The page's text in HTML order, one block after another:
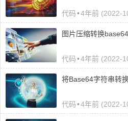
代码•4年前 (2022-
图片压缩转换
代码•4年前 (2022-
将Base64字符串转
代码•4年前 (2022-